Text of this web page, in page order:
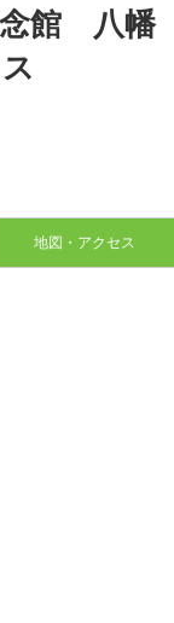
念館 八幡
地図・アクセス